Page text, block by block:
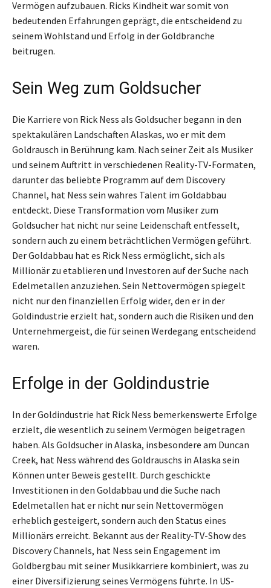
Vermögen aufzubauen. Ricks Kindheit war somit von
bedeutenden Erfahrungen geprägt, die entscheidend zu
seinem Wohlstand und Erfolg in der Goldbranche
beitrugen.
Sein Weg zum Goldsucher
Die Karriere von Rick Ness als Goldsucher begann in den
spektakulären Landschaften Alaskas, wo er mit dem
Goldrausch in Berührung kam. Nach seiner Zeit als Musiker
und seinem Auftritt in verschiedenen Reality-TV-Formaten,
darunter das beliebte Programm auf dem Discovery
Channel, hat Ness sein wahres Talent im Goldabbau
entdeckt. Diese Transformation vom Musiker zum
Goldsucher hat nicht nur seine Leidenschaft entfesselt,
sondern auch zu einem beträchtlichen Vermögen geführt.
Der Goldabbau hat es Rick Ness ermöglicht, sich als
Millionär zu etablieren und Investoren auf der Suche nach
Edelmetallen anzuziehen. Sein Nettovermögen spiegelt
nicht nur den finanziellen Erfolg wider, den er in der
Goldindustrie erzielt hat, sondern auch die Risiken und den
Unternehmergeist, die für seinen Werdegang entscheidend
waren.
Erfolge in der Goldindustrie
In der Goldindustrie hat Rick Ness bemerkenswerte Erfolge
erzielt, die wesentlich zu seinem Vermögen beigetragen
haben. Als Goldsucher in Alaska, insbesondere am Duncan
Creek, hat Ness während des Goldrauschs in Alaska sein
Können unter Beweis gestellt. Durch geschickte
Investitionen in den Goldabbau und die Suche nach
Edelmetallen hat er nicht nur sein Nettovermögen
erheblich gesteigert, sondern auch den Status eines
Millionärs erreicht. Bekannt aus der Reality-TV-Show des
Discovery Channels, hat Ness sein Engagement im
Goldbergbau mit seiner Musikkarriere kombiniert, was zu
einer Diversifizierung seines Vermögens führte. In US-